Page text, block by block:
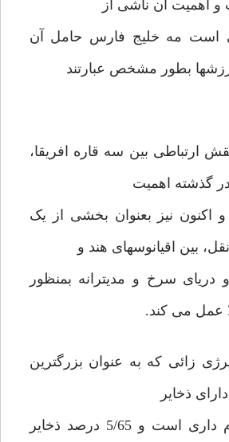
اهمیت آن ناشی از
است مه خلیج فارس حامل آن
بطور مشخص عبارتند
ارتباطی بین سه قاره افریقا،
در گذشته اهمیت
اکنون نیز بعنوان بخشی از یک
بین اقیانوسهای هند و
سرخ و مدیترانه بمنظور
عمل می کند.
زائی که به عنوان بزرگترین
ذخایر
ارزشمند و دوام داری است و 5/65 درصد ذخایر